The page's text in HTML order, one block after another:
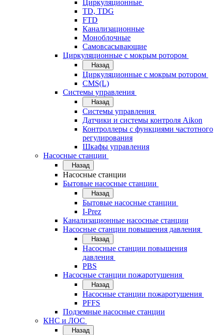
Циркуляционные
TD, TDG
FTD
Канализационные
Моноблочные
Самовсасывающие
Циркуляционные с мокрым ротором
Назад
Циркуляционные с мокрым ротором
CMS(L)
Системы управления
Назад
Системы управления
Датчики и системы контроля Aikon
Контроллеры с функциями частотного
регулирования
Шкафы управления
Насосные станции
Назад
Насосные станции
Бытовые насосные станции
Назад
Бытовые насосные станции
I-Prez
Канализационные насосные станции
Насосные станции повышения давления
Назад
Насосные станции повышения
давления
PBS
Насосные станции пожаротушения
Назад
Насосные станции пожаротушения
PFFS
Подземные насосные станции
КНС и ЛОС
Назад